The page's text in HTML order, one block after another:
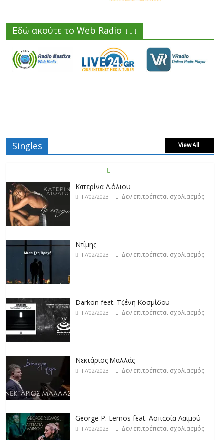
Εδώ ακούτε το Web Radio ↓↓↓
Singles View All
Κατερίνα Λιόλιου
17/02/2023 Δεν επιτρέπεται σχολιασμός
Ντίμης
17/02/2023 Δεν επιτρέπεται σχολιασμός
Darkon feat. Τζένη Κοσμίδου
17/02/2023 Δεν επιτρέπεται σχολιασμός
Νεκτάριος Μαλλάς
17/02/2023 Δεν επιτρέπεται σχολιασμός
George P. Lemos feat. Ασπασία Λαιμού
17/02/2023 Δεν επιτρέπεται σχολιασμός